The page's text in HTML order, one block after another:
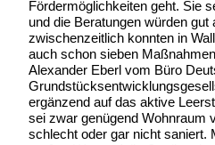
Fördermöglichkeiten geht. Sie
und die Beratungen würden gut
zwischenzeitlich konnten in
auch schon sieben
Alexander Eberl vom Büro
ergänzend auf das aktive
sei zwar genügend Wohnraum
schlecht oder gar nicht saniert.